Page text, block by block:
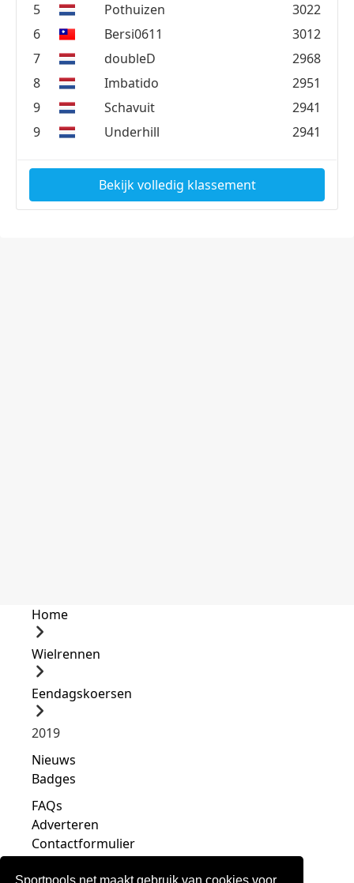
Sportpools.net maakt gebruik van cookies voor
5
Pothuizen
3022
6
Bersi0611
3012
7
doubleD
2968
8
Imbatido
2951
9
Schavuit
2941
9
Underhill 2941
Bekijk volledig klassement
Home
Wielrennen
Eendagskoersen
2019
Nieuws
Badges
FAQs
Adverteren
Contactformulier